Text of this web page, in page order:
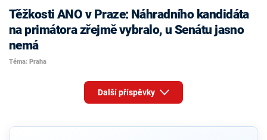
Těžkosti ANO v Praze: Náhradního kandidáta
na primátora zřejmě vybralo, u Senátu jasno
nemá
Téma: Praha
Další příspěvky